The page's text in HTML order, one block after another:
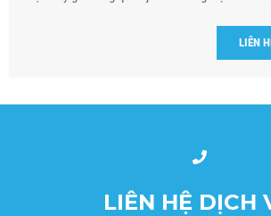
LIÊN
LIÊN HỆ DỊCH